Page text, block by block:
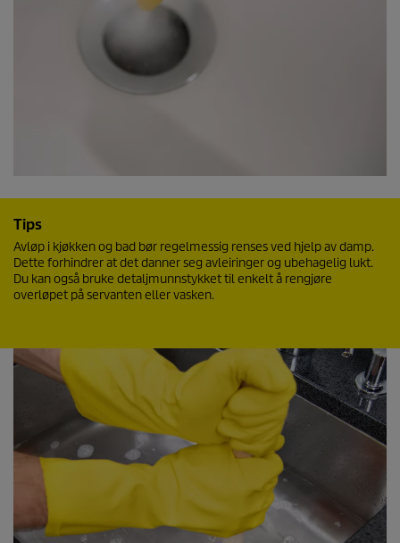
Tips
Avløp i kjøkken og bad bør regelmessig renses ved hjelp av damp.
Dette forhindrer at det danner seg avleiringer og ubehagelig lukt.
Du kan også bruke detaljmunnstykket til enkelt å rengjøre
overløpet på servanten eller vasken.